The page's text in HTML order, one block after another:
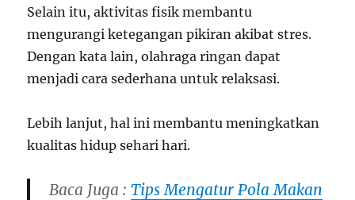
Selain itu, aktivitas fisik membantu
mengurangi ketegangan pikiran akibat stres.
Dengan kata lain, olahraga ringan dapat
menjadi cara sederhana untuk relaksasi.
Lebih lanjut, hal ini membantu meningkatkan
kualitas hidup sehari hari.
Baca Juga :Tips Mengatur Pola Makan